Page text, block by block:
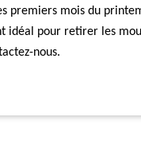
premiers mois du
idéal pour retirer les
nous.